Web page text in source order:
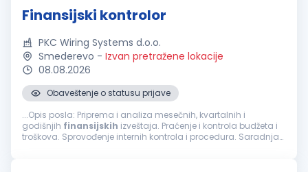
Finansijski kontrolor
PKC Wiring Systems d.o.o.
Smederevo - Izvan pretražene lokacije
08.08.2026
Obaveštenje o statusu prijave
...Opis posla: Priprema i analiza mesečnih, kvartalnih i
godišnjih finansijskih izveštaja. Praćenje i kontrola budžeta i
troškova. Sprovođenje internih kontrola i procedura. Saradnja